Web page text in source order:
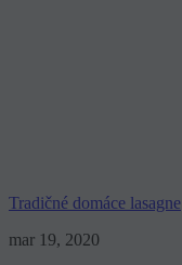
Tradičné domáce lasagne
mar 19, 2020